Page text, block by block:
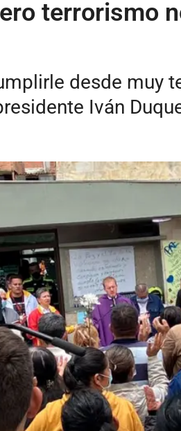
terrorismo
desde muy
Iván